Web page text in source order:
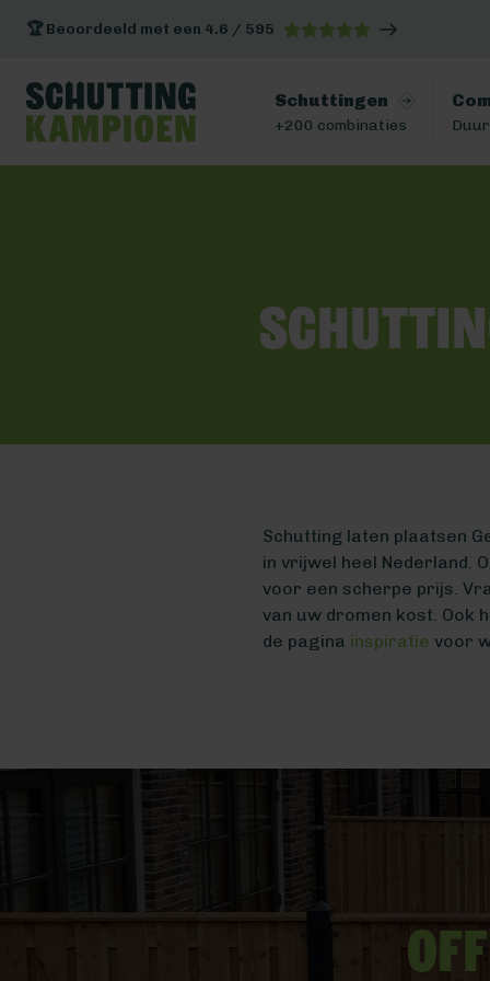
🏆 Beoordeeld met een 4.6 / 595
Schuttingen
+200 combinaties
Schutting laten plaatsen
in vrijwel heel Nederland.
voor een scherpe prijs.
van uw dromen kost. Ook
de pagina inspiratie voor